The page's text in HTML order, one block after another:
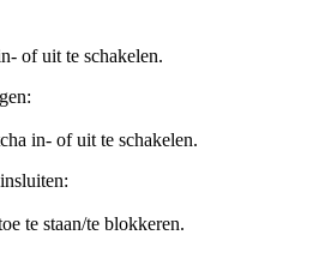
of uit te schakelen.
in- of uit te schakelen.
te staan/te blokkeren.